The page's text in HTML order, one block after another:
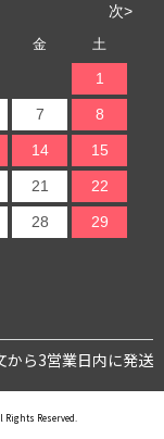
次>
金 土
1
7 8
14 15
21 22
28 29
から3営業日内に発送
Rights Reserved.